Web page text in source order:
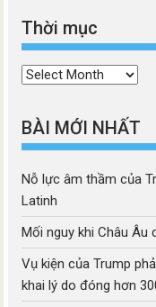
Thời mục
Thời
BÀI MỚI NHẤT
Nỗ lực âm thầm của
Latinh
Mối nguy khi Châu Âu
Vụ kiện của Trump
khai lý do đóng hơn